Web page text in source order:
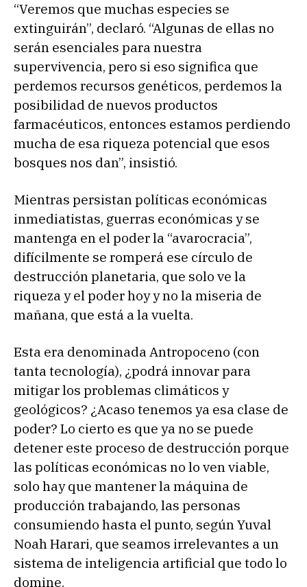
“Veremos que muchas especies se
extinguirán”, declaró. “Algunas de ellas no
serán esenciales para nuestra
supervivencia, pero si eso significa que
perdemos recursos genéticos, perdemos la
posibilidad de nuevos productos
farmacéuticos, entonces estamos perdiendo
mucha de esa riqueza potencial que esos
bosques nos dan”, insistió.
Mientras persistan políticas económicas
inmediatistas, guerras económicas y se
mantenga en el poder la “avarocracia”,
difícilmente se romperá ese círculo de
destrucción planetaria, que solo ve la
riqueza y el poder hoy y no la miseria de
mañana, que está a la vuelta.
Esta era denominada Antropoceno (con
tanta tecnología), ¿podrá innovar para
mitigar los problemas climáticos y
geológicos? ¿Acaso tenemos ya esa clase de
poder? Lo cierto es que ya no se puede
detener este proceso de destrucción porque
las políticas económicas no lo ven viable,
solo hay que mantener la máquina de
producción trabajando, las personas
consumiendo hasta el punto, según Yuval
Noah Harari, que seamos irrelevantes a un
sistema de inteligencia artificial que todo lo
domine.